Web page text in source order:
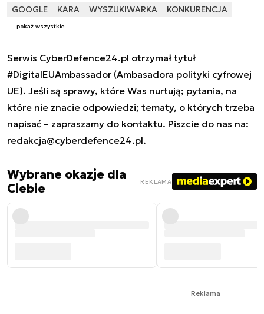
GOOGLE KARA WYSZUKIWARKA KONKURENCJA
pokaż wszystkie
Serwis CyberDefence24.pl otrzymał tytuł
#DigitalEUAmbassador (Ambasadora polityki cyfrowej
UE). Jeśli są sprawy, które Was nurtują; pytania, na
które nie znacie odpowiedzi; tematy, o których trzeba
napisać – zapraszamy do kontaktu. Piszcie do nas na:
redakcja@cyberdefence24.pl.
Wybrane okazje dla
Ciebie
REKLAMA
Reklama